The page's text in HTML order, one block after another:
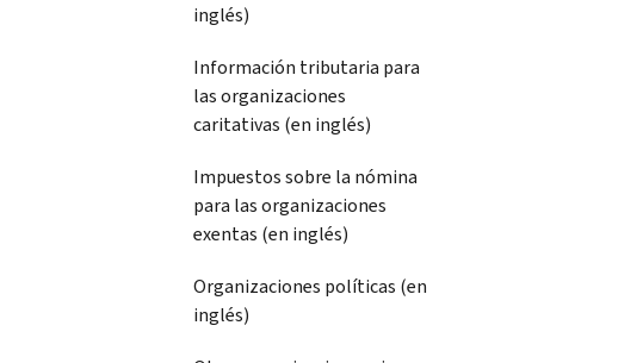
inglés)
Información tributaria para
las organizaciones
caritativas (en inglés)
Impuestos sobre la nómina
para las organizaciones
exentas (en inglés)
Organizaciones políticas (en
inglés)